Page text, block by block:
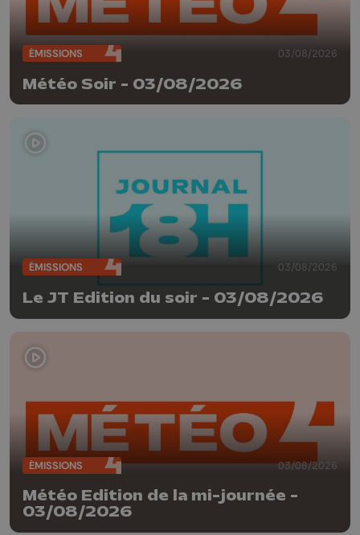
ÉMISSIONS 03/08/2026
Météo Soir - 03/08/2026
ÉMISSIONS 03/08/2026
Le JT Edition du soir - 03/08/2026
ÉMISSIONS 03/08/2026
Météo Edition de la mi-journée -
03/08/2026